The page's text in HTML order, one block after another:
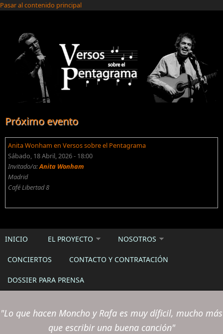
Pasar al contenido principal
Próximo evento
Anita Wonham en Versos sobre el Pentagrama
Sábado, 18 Abril, 2026 - 18:00
Invitado/a:Anita Wonham
Madrid
Café Libertad 8
INICIO EL PROYECTO NOSOTROS
CONCIERTOS CONTACTO Y CONTRATACIÓN
DOSSIER PARA PRENSA
"Lo que hacen Moncho y Rafa es muy díficil, mucho más
que escribir una buena canción"